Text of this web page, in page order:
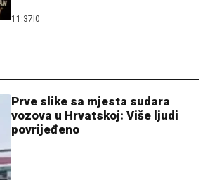
11:37 0
Prve slike sa mjesta sudara
vozova u Hrvatskoj: Više ljudi
povrijeđeno